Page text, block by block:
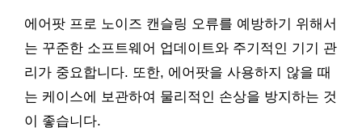
에어팟 프로 노이즈 캔슬링 오류를 예방하기 위해서
는 꾸준한 소프트웨어 업데이트와 주기적인 기기 관
리가 중요합니다. 또한, 에어팟을 사용하지 않을 때
는 케이스에 보관하여 물리적인 손상을 방지하는 것
이 좋습니다.